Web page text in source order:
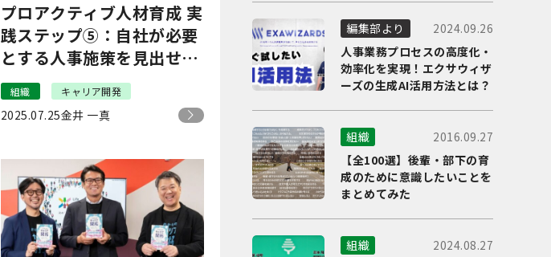
プロアクティブ人材育成 実
践ステップ⑤：自社が必要
とする人事施策を見出せ！
｜「プロアクティブ人材」
育成実践術 #7
組織 キャリア開発
2025.07.25金井 一真
編集部より
2024.09.26
人事業務プロセスの高度化・
効率化を実現！エクサウィザ
ーズの生成AI活用方法とは？
組織
2016.09.27
【全100選】後輩・部下の育
成のために意識したいことを
まとめてみた
組織
2024.08.27